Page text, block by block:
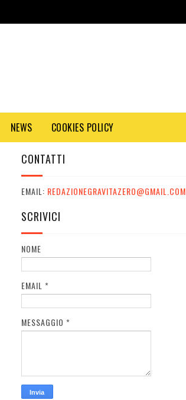
NEWS COOKIES POLICY
CONTATTI
EMAIL: REDAZIONEGRAVITAZERO@GMAIL.COM
SCRIVICI
NOME
EMAIL *
MESSAGGIO *